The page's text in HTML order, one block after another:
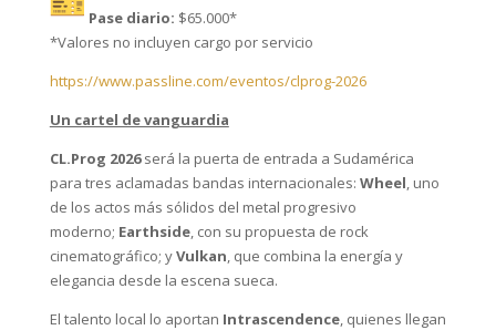
Pase diario: $65.000*
*Valores no incluyen cargo por servicio
https://www.passline.com/eventos/clprog-2026
Un cartel de vanguardia
CL.Prog 2026será la puerta de entrada a Sudamérica
para tres aclamadas bandas internacionales: Wheel, uno
de los actos más sólidos del metal progresivo
moderno; Earthside, con su propuesta de rock
cinematográfico; yVulkan, que combina la energía y
elegancia desde la escena sueca.
El talento local lo aportan Intrascendence, quienes llegan